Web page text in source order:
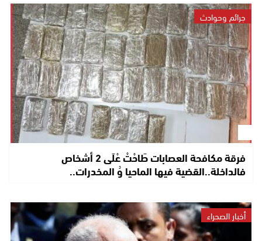
جرائم وحوادث
فرقة مكافحة العصابات طَاحْتْ عْلَى 2 أشخاص
فالداخلة..القضية فيها الماحيا وُ المخدرات..
أخبار الصحراء